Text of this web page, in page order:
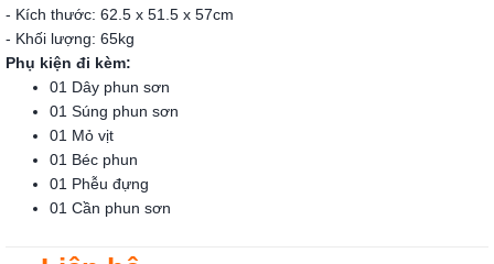
- Kích thước: 62.5 x 51.5 x 57cm
- Khối lượng: 65kg
Phụ kiện đi kèm:
01 Dây phun sơn
01 Súng phun sơn
01 Mỏ vịt
01 Béc phun
01 Phễu đựng
01 Cần phun sơn